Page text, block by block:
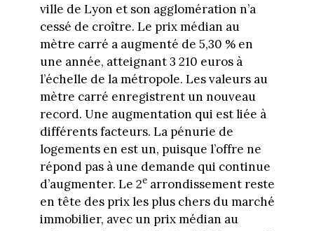
ville de Lyon et son agglomération n’a
cessé de croître. Le prix médian au
mètre carré a augmenté de 5,30 % en
une année, atteignant 3 210 euros à
l’échelle de la métropole. Les valeurs au
mètre carré enregistrent un nouveau
record. Une augmentation qui est liée à
différents facteurs. La pénurie de
logements en est un, puisque l’offre ne
répond pas à une demande qui continue
d’augmenter. Le 2earrondissement reste
en tête des prix les plus chers du marché
immobilier, avec un prix médian au